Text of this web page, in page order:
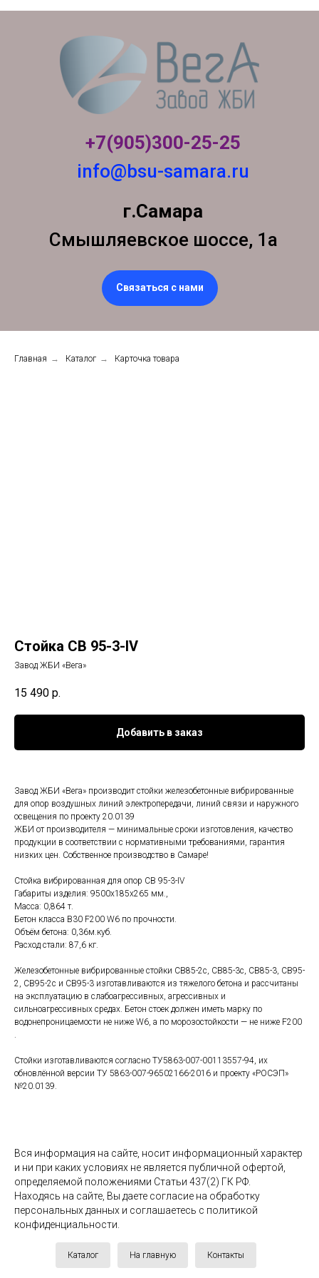
+7(905)300-25-25
info@bsu-samara.ru
г.Самара
Смышляевское шоссе, 1а
Связаться с нами
Главная → Каталог → Карточка товара
Стойка СВ 95-3-IV
Завод ЖБИ «Вега»
15 490 р.
Добавить в заказ
Завод ЖБИ «Вега» производит стойки железобетонные вибрированные
для опор воздушных линий электропередачи, линий связи и наружного
освещения по проекту 20.0139
ЖБИ от производителя — минимальные сроки изготовления, качество
продукции в соответствии с нормативными требованиями, гарантия
низких цен. Собственное производство в Самаре!
Стойка вибрированная для опор СВ 95-3-IV
Габариты изделия: 9500x185x265 мм.,
Масса: 0,864 т.
Бетон класса B30 F200 W6 по прочности.
Объём бетона: 0,36м.куб.
Расход стали: 87,6 кг.
Железобетонные вибрированные стойки СВ85-2с, СВ85-3с, СВ85-3, СВ95-
2, СВ95-2с и СВ95-3 изготавливаются из тяжелого бетона и рассчитаны
на эксплуатацию в слабоагрессивных, агрессивных и
сильноагрессивных средах. Бетон стоек должен иметь марку по
водонепроницаемости не ниже W6, а по морозостойкости — не ниже F200
.
Стойки изготавливаются согласно ТУ5863-007-00113557-94, их
обновлённой версии ТУ 5863-007-96502166-2016 и проекту «РОСЭП»
№20.0139.
Вся информация на сайте, носит информационный характер
и ни при каких условиях не является публичной офертой,
определяемой положениями Статьи 437(2) ГК РФ.
Находясь на сайте, Вы даете согласие на обработку
персональных данных и соглашаетесь c политикой
конфиденциальности.
Каталог На главную Контакты